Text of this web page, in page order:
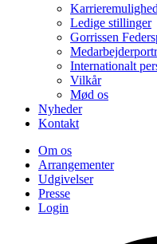
Ledige stillinger
Gorrissen
Internationalt
Vilkår
Mød os
Nyheder
Kontakt
Om os
Arrangementer
Udgivelser
Presse
Login